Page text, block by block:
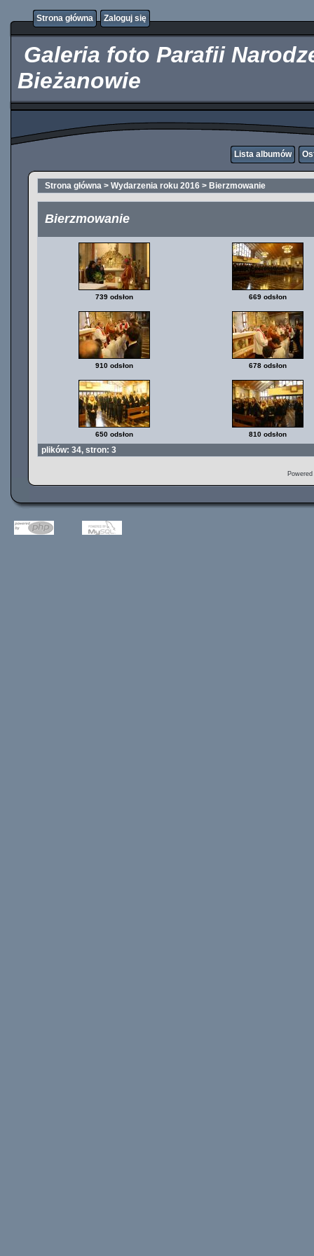
Strona główna
Zaloguj się
Galeria foto Parafii
Bieżanowie
Lista albumów
Strona główna > Wydarzenia roku 2016 > Bierzmowanie
Bierzmowanie
739 odsłon 669 odsłon
910 odsłon 678 odsłon
650 odsłon 810 odsłon
plików: 34, stron: 3